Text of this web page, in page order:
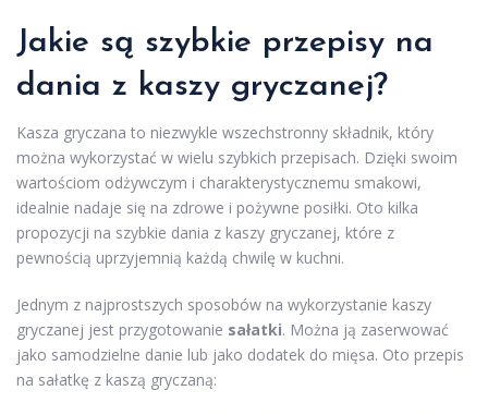
Jakie są szybkie przepisy na
dania z kaszy gryczanej?
Kasza gryczana to niezwykle wszechstronny składnik, który
można wykorzystać w wielu szybkich przepisach. Dzięki swoim
wartościom odżywczym i charakterystycznemu smakowi,
idealnie nadaje się na zdrowe i pożywne posiłki. Oto kilka
propozycji na szybkie dania z kaszy gryczanej, które z
pewnością uprzyjemnią każdą chwilę w kuchni.
Jednym z najprostszych sposobów na wykorzystanie kaszy
gryczanej jest przygotowanie sałatki. Można ją zaserwować
jako samodzielne danie lub jako dodatek do mięsa. Oto przepis
na sałatkę z kaszą gryczaną: